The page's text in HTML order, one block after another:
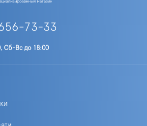
73-33
Сб-Вс до 18:00